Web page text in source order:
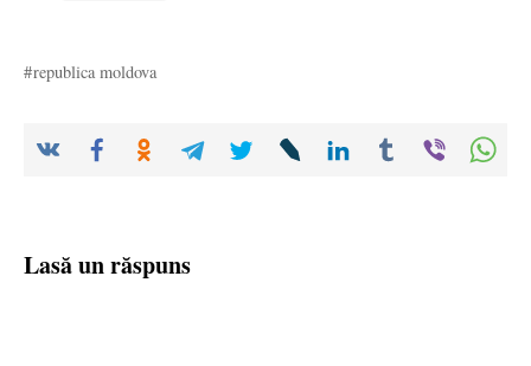
republica moldova
Lasă un răspuns